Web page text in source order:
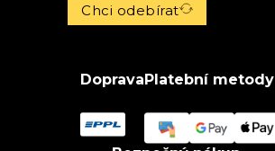
Chci odebírat
DopravaPlatební metody